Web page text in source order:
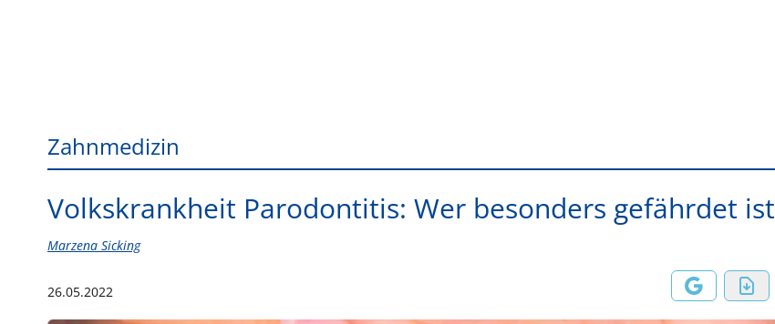
Zahnmedizin
Volkskrankheit Parodontitis: Wer besonders gefährdet ist
Marzena Sicking
26.05.2022